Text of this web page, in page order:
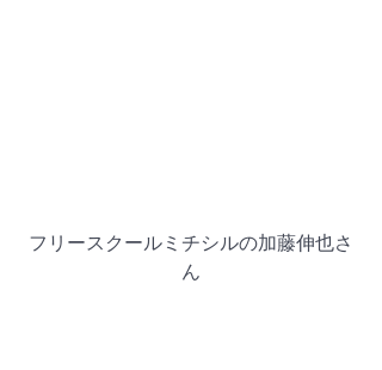
フリースクールミチシルの加藤伸也さ
ん